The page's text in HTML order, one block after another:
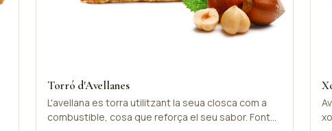
Torró d'Avellanes
L'avellana es torra utilitzant la seua closca com a
combustible, cosa que reforça el seu sabor. Font